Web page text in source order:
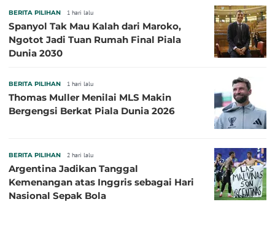
BERITA PILIHAN 1 hari lalu
Spanyol Tak Mau Kalah dari Maroko,
Ngotot Jadi Tuan Rumah Final Piala
Dunia 2030
BERITA PILIHAN 1 hari lalu
Thomas Muller Menilai MLS Makin
Bergengsi Berkat Piala Dunia 2026
BERITA PILIHAN 2 hari lalu
Argentina Jadikan Tanggal
Kemenangan atas Inggris sebagai Hari
Nasional Sepak Bola